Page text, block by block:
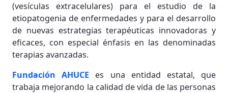
(vesículas extracelulares) para el estudio de la
etiopatogenia de enfermedades y para el desarrollo
de nuevas estrategias terapéuticas innovadoras y
eficaces, con especial énfasis en las denominadas
terapias avanzadas.
Fundación AHUCE es una entidad estatal, que
trabaja mejorando la calidad de vida de las personas